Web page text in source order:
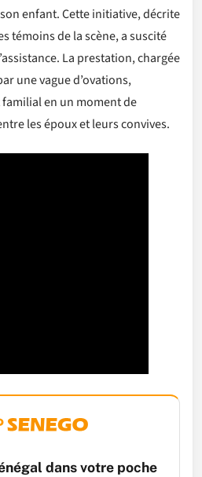
enfant. Cette initiative, décrite
témoins de la scène, a suscité
La prestation, chargée
une vague d’ovations,
en un moment de
les époux et leurs convives.
dans votre poche